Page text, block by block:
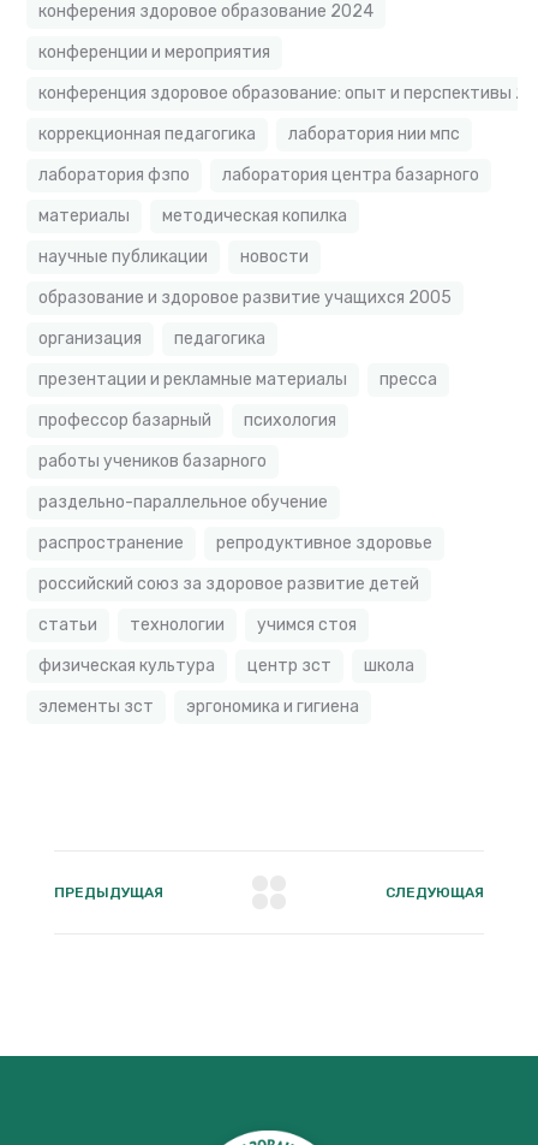
конферения здоровое образование 2024
конференции и мероприятия
конференция здоровое образование: опыт и перспективы
коррекционная педагогика
лаборатория нии мпс
лаборатория фзпо
лаборатория центра базарного
материалы
методическая копилка
научные публикации
новости
образование и здоровое развитие учащихся 2005
организация
педагогика
презентации и рекламные материалы
пресса
профессор базарный
психология
работы учеников базарного
раздельно-параллельное обучение
распространение
репродуктивное здоровье
российский союз за здоровое развитие детей
статьи
технологии
учимся стоя
физическая культура
центр зст
школа
элементы зст
эргономика и гигиена
ПРЕДЫДУЩАЯ СЛЕДУЮЩАЯ